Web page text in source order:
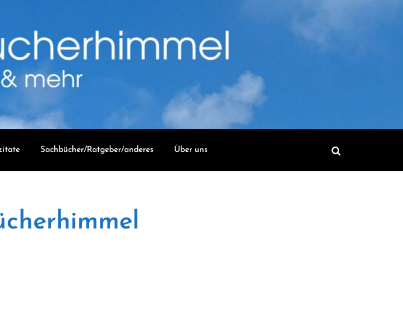
Sachbücher/Ratgeber/anderes Über uns